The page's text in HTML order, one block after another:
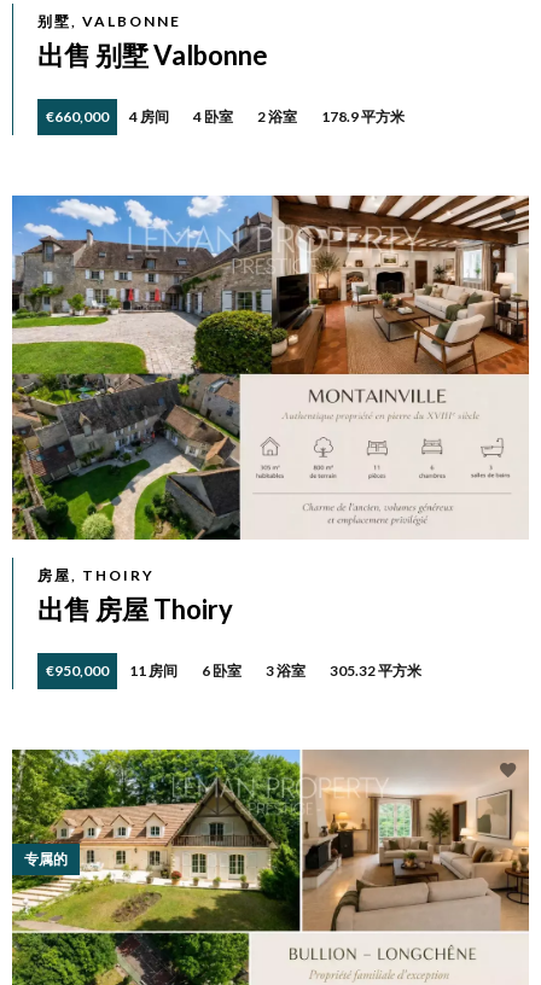
别墅, VALBONNE
出售 别墅 Valbonne
€660,000 4 房间 4 卧室 2 浴室 178.9 平方米
房屋, THOIRY
出售 房屋 Thoiry
€950,000 11 房间 6 卧室 3 浴室 305.32 平方米
专属的